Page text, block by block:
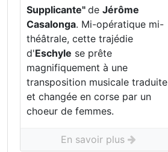
Supplicante" de Jérôme
Casalonga. Mi-opératique mi-
théâtrale, cette trajédie
d'Eschyle se prête
magnifiquement à une
transposition musicale traduite
et changée en corse par un
choeur de femmes.
En savoir plus